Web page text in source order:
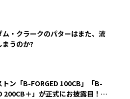
ム・クラークのパターはまた、流
うのか?
トン「B-FORGED 100CB」「B-
200CB＋」が正式にお披露目！